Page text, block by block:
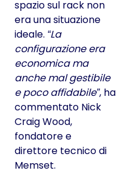
spazio sul rack non
era una situazione
ideale. La
configurazione era
economica ma
anche mal gestibile
e poco affidabile , ha
commentato Nick
Craig Wood,
fondatore e
direttore tecnico di
Memset.